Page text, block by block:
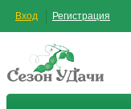
Вход Регистрация